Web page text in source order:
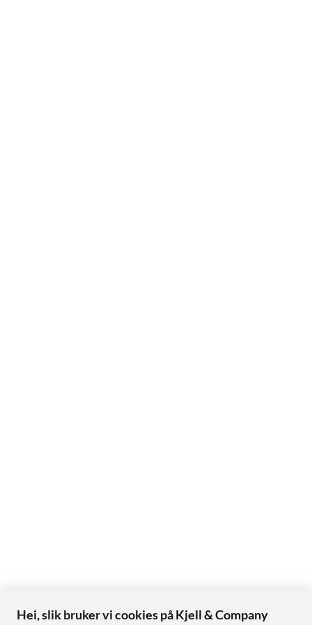
Hei, slik bruker vi cookies på Kjell & Company